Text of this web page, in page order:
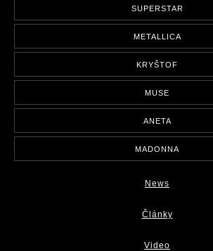
SUPERSTAR
METALLICA
KRYŠTOF
MUSE
ANETA
MADONNA
News
Články
Video